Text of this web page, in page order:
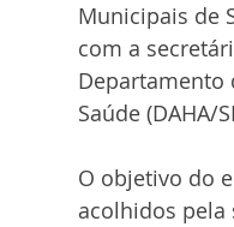
Municipais de
com a
Departamento
Saúde (DAHA/
O objetivo do
acolhidos pela